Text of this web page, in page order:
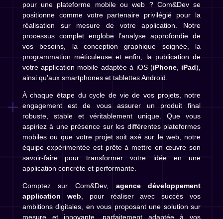
pour une plateforme mobile ou web ? Com&Dev se
positionne comme votre partenaire privilégié pour la
réalisation sur mesure de votre application. Notre
processus complet englobe l’analyse approfondie de
vos besoins, la conception graphique soignée, la
programmation méticuleuse et enfin, la publication de
votre application mobile adaptée à iOS (iPhone, iPad),
ainsi qu’aux smartphones et tablettes Android.
À chaque étape du cycle de vie de vos projets, notre
engagement est de vous assurer un produit final
robuste, stable et véritablement unique. Que vous
aspiriez à une présence sur les différentes plateformes
mobiles ou que votre projet soit axé sur le web, notre
équipe expérimentée est prête à mettre en œuvre son
savoir-faire pour transformer votre idée en une
application concrète et performante.
Comptez sur Com&Dev, agence développement
application web , pour réaliser avec succès vos
ambitions digitales, en vous proposant une solution sur
mesure et innovante, parfaitement adaptée à vos